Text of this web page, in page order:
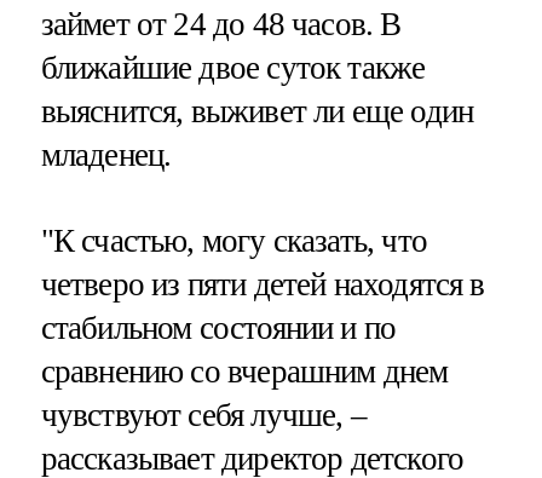
займет от 24 до 48 часов. В
ближайшие двое суток также
выяснится, выживет ли еще один
младенец.
"К счастью, могу сказать, что
четверо из пяти детей находятся в
стабильном состоянии и по
сравнению со вчерашним днем
чувствуют себя лучше, –
рассказывает директор детского